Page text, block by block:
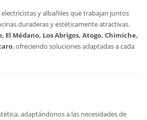
y albañiles que trabajan juntos
duraderas y estéticamente atractivas.
El Médano, Los Abrigos, Atogo, Chimiche,
, ofreciendo soluciones adaptadas a cada
adaptándonos a las necesidades de